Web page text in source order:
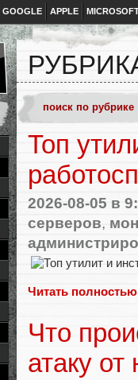
GOOGLE APPLE
Топ
2026-08-05 в
серверов,
Читать
Что
атаку от